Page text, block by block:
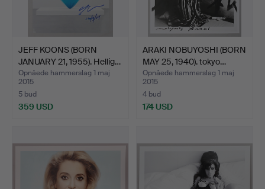
JEFF KOONS (BORN
JANUARY 21, 1955). Hellig…
Opnåede hammerslag 1 maj
2015
5 bud
359 USD
ARAKI NOBUYOSHI (BORN
MAY 25, 1940). tokyo…
Opnåede hammerslag 1 maj
2015
4 bud
174 USD